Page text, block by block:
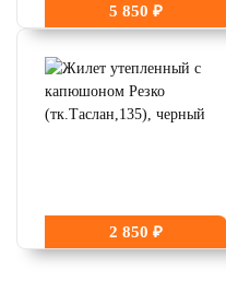
5 850 ₽
2 850 ₽